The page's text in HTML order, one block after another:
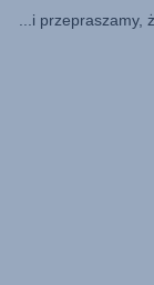
...i przepraszamy,